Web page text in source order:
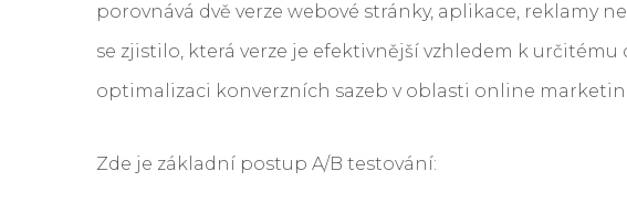
porovnává dvě verze webové stránky, aplikace, reklamy
se zjistilo, která verze je efektivnější vzhledem k
optimalizaci konverzních sazeb v oblasti online
Zde je základní postup A/B testování: